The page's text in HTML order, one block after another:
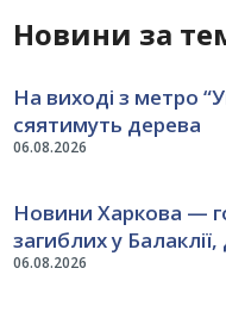
Новини за
06.08.2026
На виході з метро
сяятимуть дерева
06.08.2026
Новини Харкова —
загиблих у